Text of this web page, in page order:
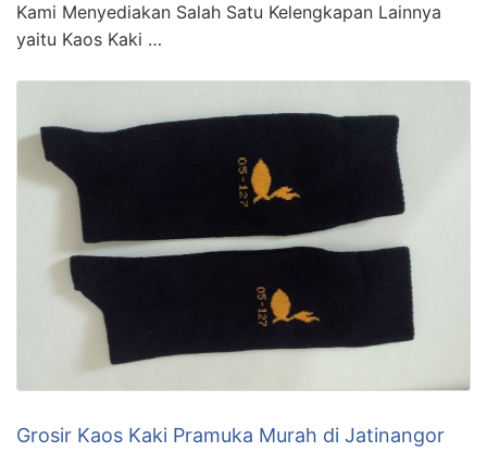
Kami Menyediakan Salah Satu Kelengkapan Lainnya
yaitu Kaos Kaki …
Grosir Kaos Kaki Pramuka Murah di Jatinangor